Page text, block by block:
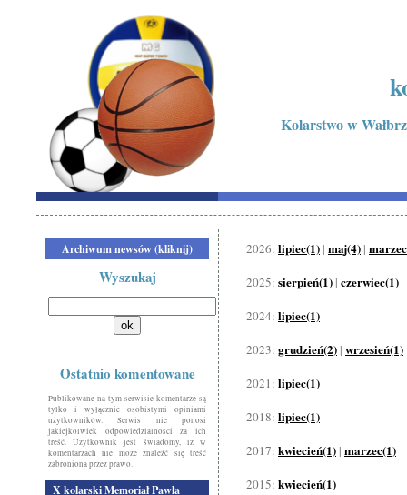
Kolarstwo w
Archiwum newsów (kliknij)
Wyszukaj
Ostatnio komentowane
Publikowane na tym serwisie komentarze są
tylko i wyłącznie osobistymi opiniami
użytkowników. Serwis nie ponosi
jakiejkolwiek odpowiedzialności za ich
treść. Użytkownik jest świadomy, iż w
komentarzach nie może znaleźć się treść
zabroniona przez prawo.
X kolarski Memoriał Pawła
2026: lipiec(1) | maj(4) |
2025: sierpień(1) | czerwiec(1)
2024: lipiec(1)
2023: grudzień(2) | wrzesień(1)
2021: lipiec(1)
2018: lipiec(1)
2017: kwiecień(1) | marzec(1)
2015: kwiecień(1)